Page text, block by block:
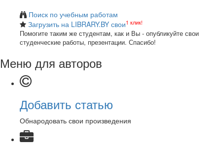
Поиск по учебным работам
Загрузить на LIBRARY.BY свои1 клик!
Помогите таким же студентам, как и Вы - опубликуйте свои
студенческие работы, презентации. Спасибо!
Меню для авторов
Добавить статью
Обнародовать свои произведения